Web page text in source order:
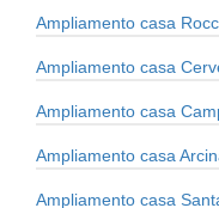
Ampliamento casa
Ampliamento casa
Ampliamento casa
Ampliamento casa
Ampliamento casa